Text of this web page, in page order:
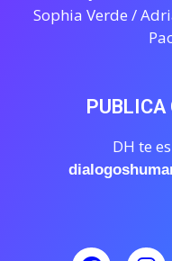
Sophia Verde /
PUBLICA
DH te